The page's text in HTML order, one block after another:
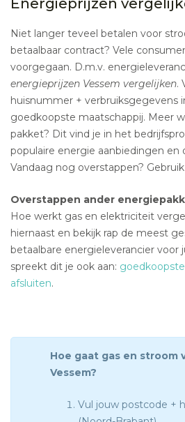
Niet langer teveel betalen voor
betaalbaar contract? Vele
voorgegaan. D.m.v.
energieprijzen Vessem vergelijken.
huisnummer + verbruiksgegevens
goedkoopste maatschappij. Meer
pakket? Dit vind je in het
populaire energie aanbiedingen en
Vandaag nog overstappen?
Overstappen ander
Hoe werkt gas en elektriciteit
hiernaast en bekijk rap de meest
betaalbare energieleverancier voor
spreekt dit je ook aan:
afsluiten.
Hoe gaat gas en stroom
Vessem?
Vul jouw postcode +